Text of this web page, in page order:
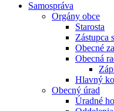
Samospráva
Orgány obce
Starosta
Zástupca
Obecné
Obecná
Hlavný
Obecný úrad
Úradné